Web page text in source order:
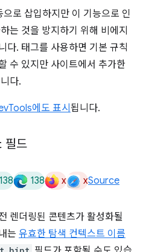
로 삽입하지만 이 기능으로 인
는 것을 방지하기 위해 비에지
다. 태그를 사용하면 기본 규칙
수 있지만 사이트에서 추가한
다.
에도 표시 됩니다.
필드
138 138 x xSource
렌더링된 콘텐츠가 활성화될
는 유효한 탐색 컨텍스트 이름